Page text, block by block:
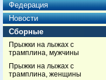
Федерация
Новости
Сборные
Прыжки на лыжах с
трамплина, мужчины
Прыжки на лыжах с
трамплина, женщины